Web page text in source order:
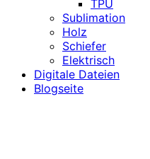
TPU
Sublimation
Holz
Schiefer
Elektrisch
Digitale Dateien
Blogseite